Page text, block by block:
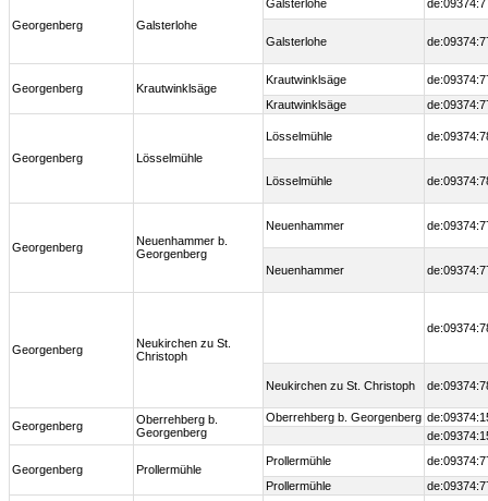
Georgenberg Galsterlohe
Galsterlohe
Galsterlohe
Georgenberg Krautwinklsäge
Krautwinklsäge
Krautwinklsäge
Georgenberg Lösselmühle
Lösselmühle
Lösselmühle
Georgenberg
Neuenhammer b.
Georgenberg
Neuenhammer
Neuenhammer
Georgenberg
Neukirchen zu St.
Christoph
Neukirchen zu St. Christoph
Georgenberg
Oberrehberg b.
Georgenberg
Oberrehberg b. Georgenberg
Georgenberg Prollermühle
Prollermühle
Prollermühle